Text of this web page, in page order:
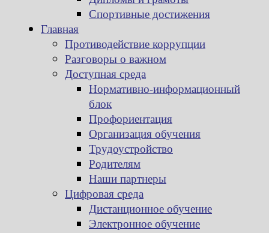
Спортивные достижения
Главная
Противодействие коррупции
Разговоры о важном
Доступная среда
Нормативно-информационный
блок
Профориентация
Организация обучения
Трудоустройство
Родителям
Наши партнеры
Цифровая среда
Дистанционное обучение
Электронное обучение